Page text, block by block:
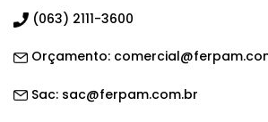
(063) 2111-3600
Orçamento:
Sac: sac@ferpam.com.br